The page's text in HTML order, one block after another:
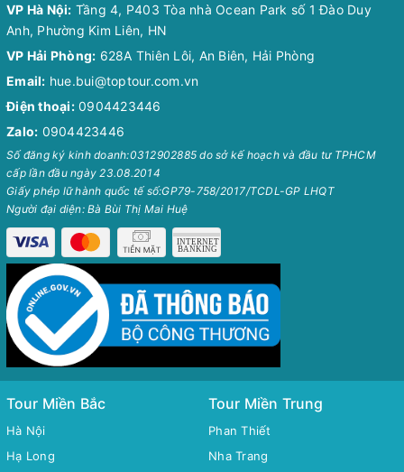
VP Hà Nội: Tầng 4, P403 Tòa nhà Ocean Park số 1 Đào Duy
Anh, Phường Kim Liên, HN
VP Hải Phòng: 628A Thiên Lôi, An Biên, Hải Phòng
Email: hue.bui@toptour.com.vn
Điện thoại: 0904423446
Zalo: 0904423446
Số đăng ký kinh doanh:0312902885 do sở kế hoạch và đầu tư TPHCM
cấp lần đầu ngày 23.08.2014
Giấy phép lữ hành quốc tế số:GP79-758/2017/TCDL-GP LHQT
Người đại diện: Bà Bùi Thị Mai Huệ
Tour Miền Bắc
Hà Nội
Hạ Long
Tour Miền Trung
Phan Thiết
Nha Trang